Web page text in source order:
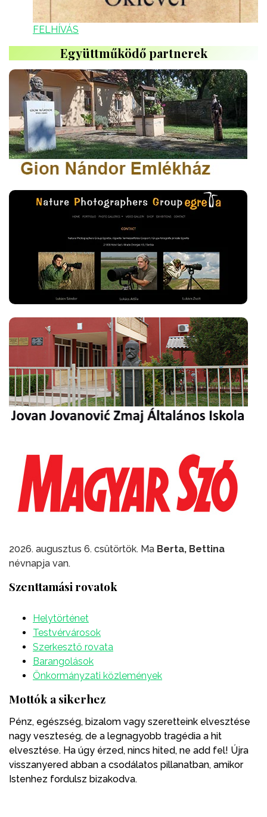
FELHÍVÁS
Együttműködő partnerek
2026. augusztus 6. csütörtök. Ma Berta, Bettina
névnapja van.
Szenttamási rovatok
Helytörténet
Testvérvárosok
Szerkesztő rovata
Barangolások
Önkormányzati közlemények
Mottók a sikerhez
Pénz, egészség, bizalom vagy szeretteink elvesztése
nagy veszteség, de a legnagyobb tragédia a hit
elvesztése. Ha úgy érzed, nincs hited, ne add fel! Újra
visszanyered abban a csodálatos pillanatban, amikor
Istenhez fordulsz bizakodva.